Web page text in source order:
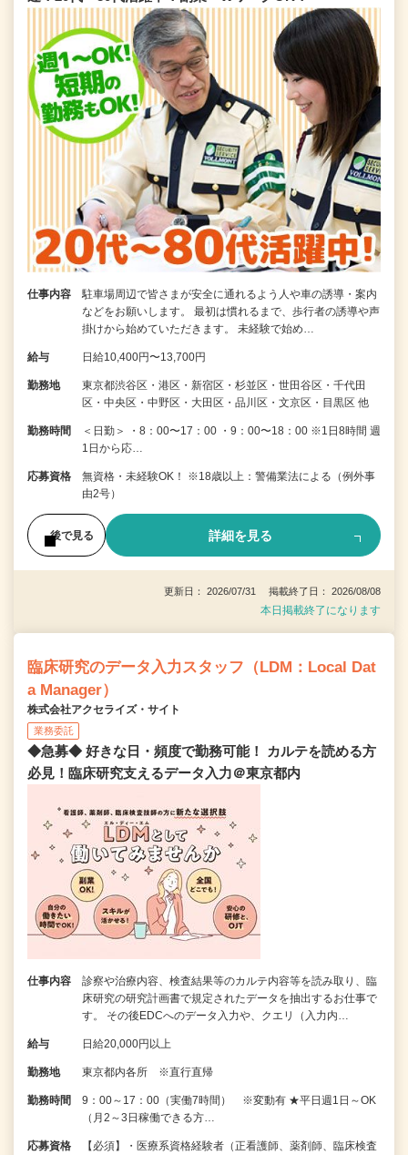
仕事内容
駐車場周辺で皆さまが安全に通れるよう人や車の誘導・案内
などをお願いします。 最初は慣れるまで、歩行者の誘導や声
掛けから始めていただきます。 未経験で始め…
給与 日給10,400円〜13,700円
勤務地
東京都渋谷区・港区・新宿区・杉並区・世田谷区・千代田
区・中央区・中野区・大田区・品川区・文京区・目黒区 他
勤務時間
＜日勤＞ ・8：00〜17：00 ・9：00〜18：00 ※1日8時間 週
1日から応…
応募資格
無資格・未経験OK！ ※18歳以上：警備業法による（例外事
由2号）
後で見る 詳細を見る
更新日： 2026/07/31 掲載終了日： 2026/08/08
本日掲載終了になります
臨床研究のデータ入力スタッフ（LDM：Local Dat
a Manager）
株式会社アクセライズ・サイト
業務委託
◆急募◆ 好きな日・頻度で勤務可能！ カルテを読める方
必見！臨床研究支えるデータ入力＠東京都内
仕事内容
診察や治療内容、検査結果等のカルテ内容等を読み取り、臨
床研究の研究計画書で規定されたデータを抽出するお仕事で
す。 その後EDCへのデータ入力や、クエリ（入力内…
給与 日給20,000円以上
勤務地 東京都内各所 ※直行直帰
勤務時間
9：00～17：00（実働7時間） ※変動有 ★平日週1日～OK
（月2～3日稼働できる方…
応募資格
【必須】・医療系資格経験者（正看護師、薬剤師、臨床検査